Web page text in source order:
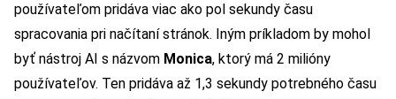
používateľom pridáva viac ako pol sekundy času
spracovania pri načítaní stránok. Iným príkladom by mohol
byť nástroj AI s názvom Monica, ktorý má 2 milióny
používateľov. Ten pridáva až 1,3 sekundy potrebného času